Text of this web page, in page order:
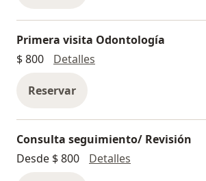
Primera visita Odontología
$ 800
Detalles
Reservar
Consulta seguimiento/ Revisión
Desde $ 800
Detalles